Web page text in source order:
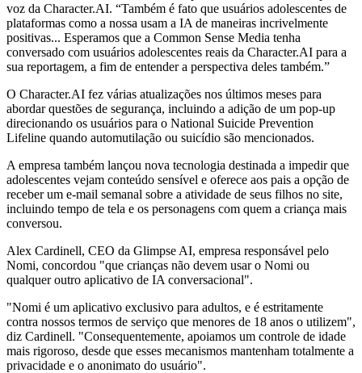
voz da Character.AI. “Também é fato que usuários adolescentes de
plataformas como a nossa usam a IA de maneiras incrivelmente
positivas... Esperamos que a Common Sense Media tenha
conversado com usuários adolescentes reais da Character.AI para a
sua reportagem, a fim de entender a perspectiva deles também.”
O Character.AI fez várias atualizações nos últimos meses para
abordar questões de segurança, incluindo a adição de um pop-up
direcionando os usuários para o National Suicide Prevention
Lifeline quando automutilação ou suicídio são mencionados.
A empresa também lançou nova tecnologia destinada a impedir que
adolescentes vejam conteúdo sensível e oferece aos pais a opção de
receber um e-mail semanal sobre a atividade de seus filhos no site,
incluindo tempo de tela e os personagens com quem a criança mais
conversou.
Alex Cardinell, CEO da Glimpse AI, empresa responsável pelo
Nomi, concordou "que crianças não devem usar o Nomi ou
qualquer outro aplicativo de IA conversacional".
"Nomi é um aplicativo exclusivo para adultos, e é estritamente
contra nossos termos de serviço que menores de 18 anos o utilizem",
diz Cardinell. "Consequentemente, apoiamos um controle de idade
mais rigoroso, desde que esses mecanismos mantenham totalmente a
privacidade e o anonimato do usuário".